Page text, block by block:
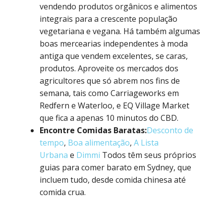
vendendo produtos orgânicos e alimentos
integrais para a crescente população
vegetariana e vegana. Há também algumas
boas mercearias independentes à moda
antiga que vendem excelentes, se caras,
produtos. Aproveite os mercados dos
agricultores que só abrem nos fins de
semana, tais como Carriageworks em
Redfern e Waterloo, e EQ Village Market
que fica a apenas 10 minutos do CBD.
Encontre Comidas Baratas:Desconto de
tempo, Boa alimentação, A Lista
Urbana e Dimmi Todos têm seus próprios
guias para comer barato em Sydney, que
incluem tudo, desde comida chinesa até
comida crua.